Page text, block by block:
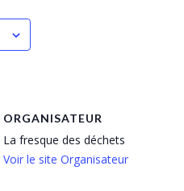
ORGANISATEUR
La fresque des déchets
Voir le site Organisateur